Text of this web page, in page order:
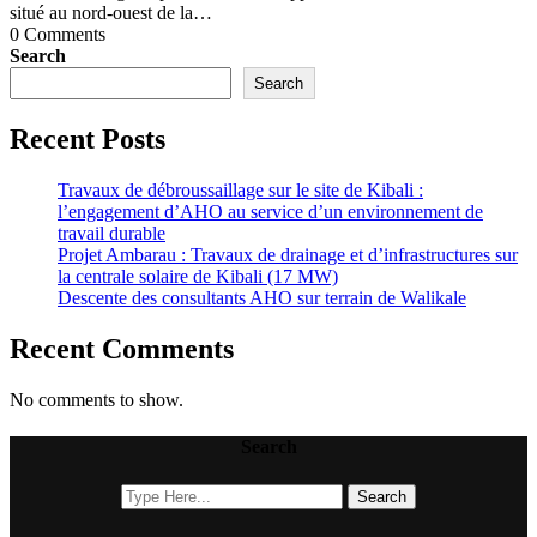
situé au nord-ouest de la…
0 Comments
Search
Search
Recent Posts
Travaux de débroussaillage sur le site de Kibali :
l’engagement d’AHO au service d’un environnement de
travail durable
Projet Ambarau : Travaux de drainage et d’infrastructures sur
la centrale solaire de Kibali (17 MW)
Descente des consultants AHO sur terrain de Walikale
Recent Comments
No comments to show.